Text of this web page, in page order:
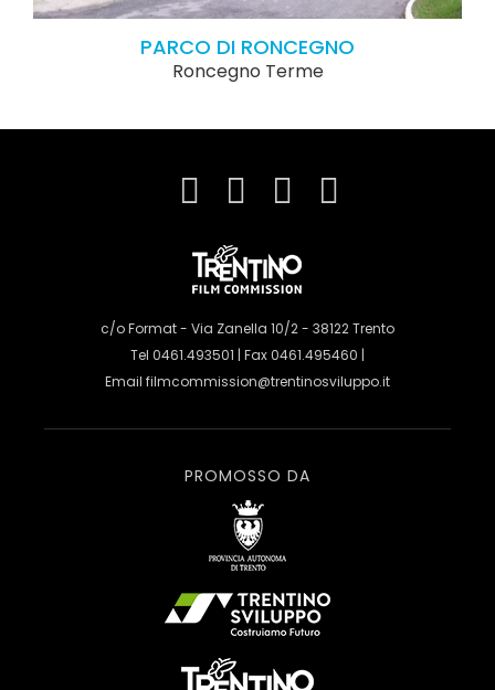
PARCO DI RONCEGNO
Roncegno Terme
c/o Format - Via Zanella 10/2 - 38122 Trento
Tel 0461.493501 | Fax 0461.495460 |
Email filmcommission@trentinosviluppo.it
PROMOSSO DA